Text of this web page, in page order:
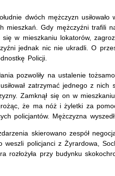
dwóch mężczyzn
mieszkań. Gdy mężczyźni trafili
się w mieszkaniu lokatorów,
jednak nic nie ukradli. O
Policji.
pozwoliły na ustalenie
zatrzymać jednego z nich
Zamknął się on w
że ma nóż i żyletki za
policjantów. Mężczyzna
skierowano zespół
weszli policjanci z Żyrardowa,
rozłożyła przy budynku